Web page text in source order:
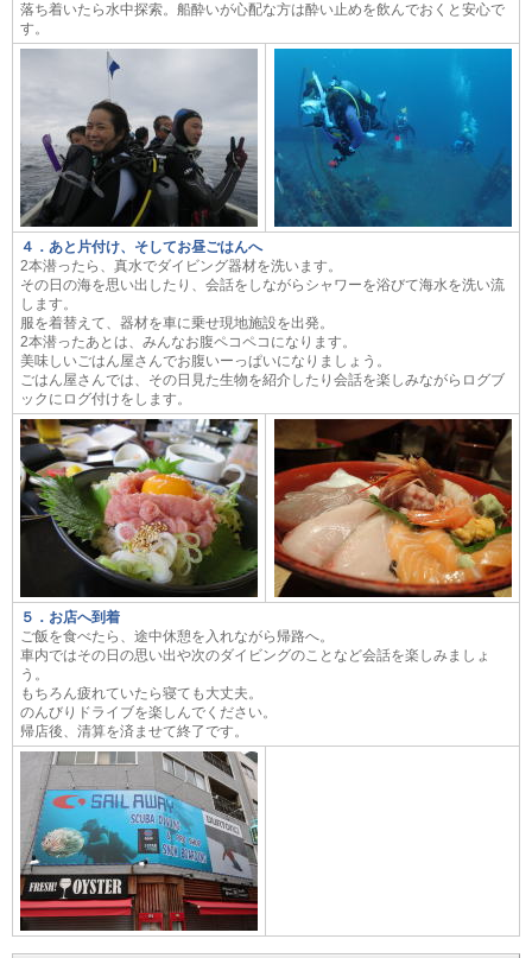
落ち着いたら水中探索。船酔いが心配な方は酔い止めを飲んでおくと安心で
す。
４．あと片付け、そしてお昼ごはんへ
2本潜ったら、真水でダイビング器材を洗います。
その日の海を思い出したり、会話をしながらシャワーを浴びて海水を洗い流
します。
服を着替えて、器材を車に乗せ現地施設を出発。
2本潜ったあとは、みんなお腹ペコペコになります。
美味しいごはん屋さんでお腹いーっぱいになりましょう。
ごはん屋さんでは、その日見た生物を紹介したり会話を楽しみながらログブ
ックにログ付けをします。
５．お店へ到着
ご飯を食べたら、途中休憩を入れながら帰路へ。
車内ではその日の思い出や次のダイビングのことなど会話を楽しみましょ
う。
もちろん疲れていたら寝ても大丈夫。
のんびりドライブを楽しんでください。
帰店後、清算を済ませて終了です。